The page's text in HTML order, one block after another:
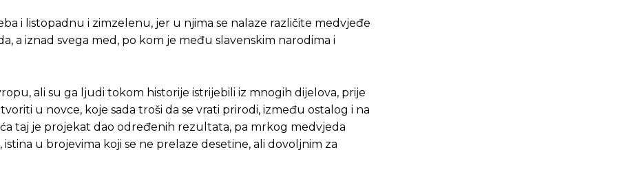
i listopadnu i zimzelenu, jer u njima se nalaze različite medvjeđe
a iznad svega med, po kom je među slavenskim narodima i
ali su ga ljudi tokom historije istrijebili iz mnogih dijelova, prije
u novce, koje sada troši da se vrati prirodi, između ostalog i na
taj je projekat dao određenih rezultata, pa mrkog medvjeda
u brojevima koji se ne prelaze desetine, ali dovoljnim za